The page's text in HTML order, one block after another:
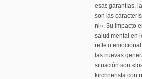
esas garantías,
son las
ni». Su impacto
salud mental en
reflejo
las nuevas
situación son
kirchnerista con